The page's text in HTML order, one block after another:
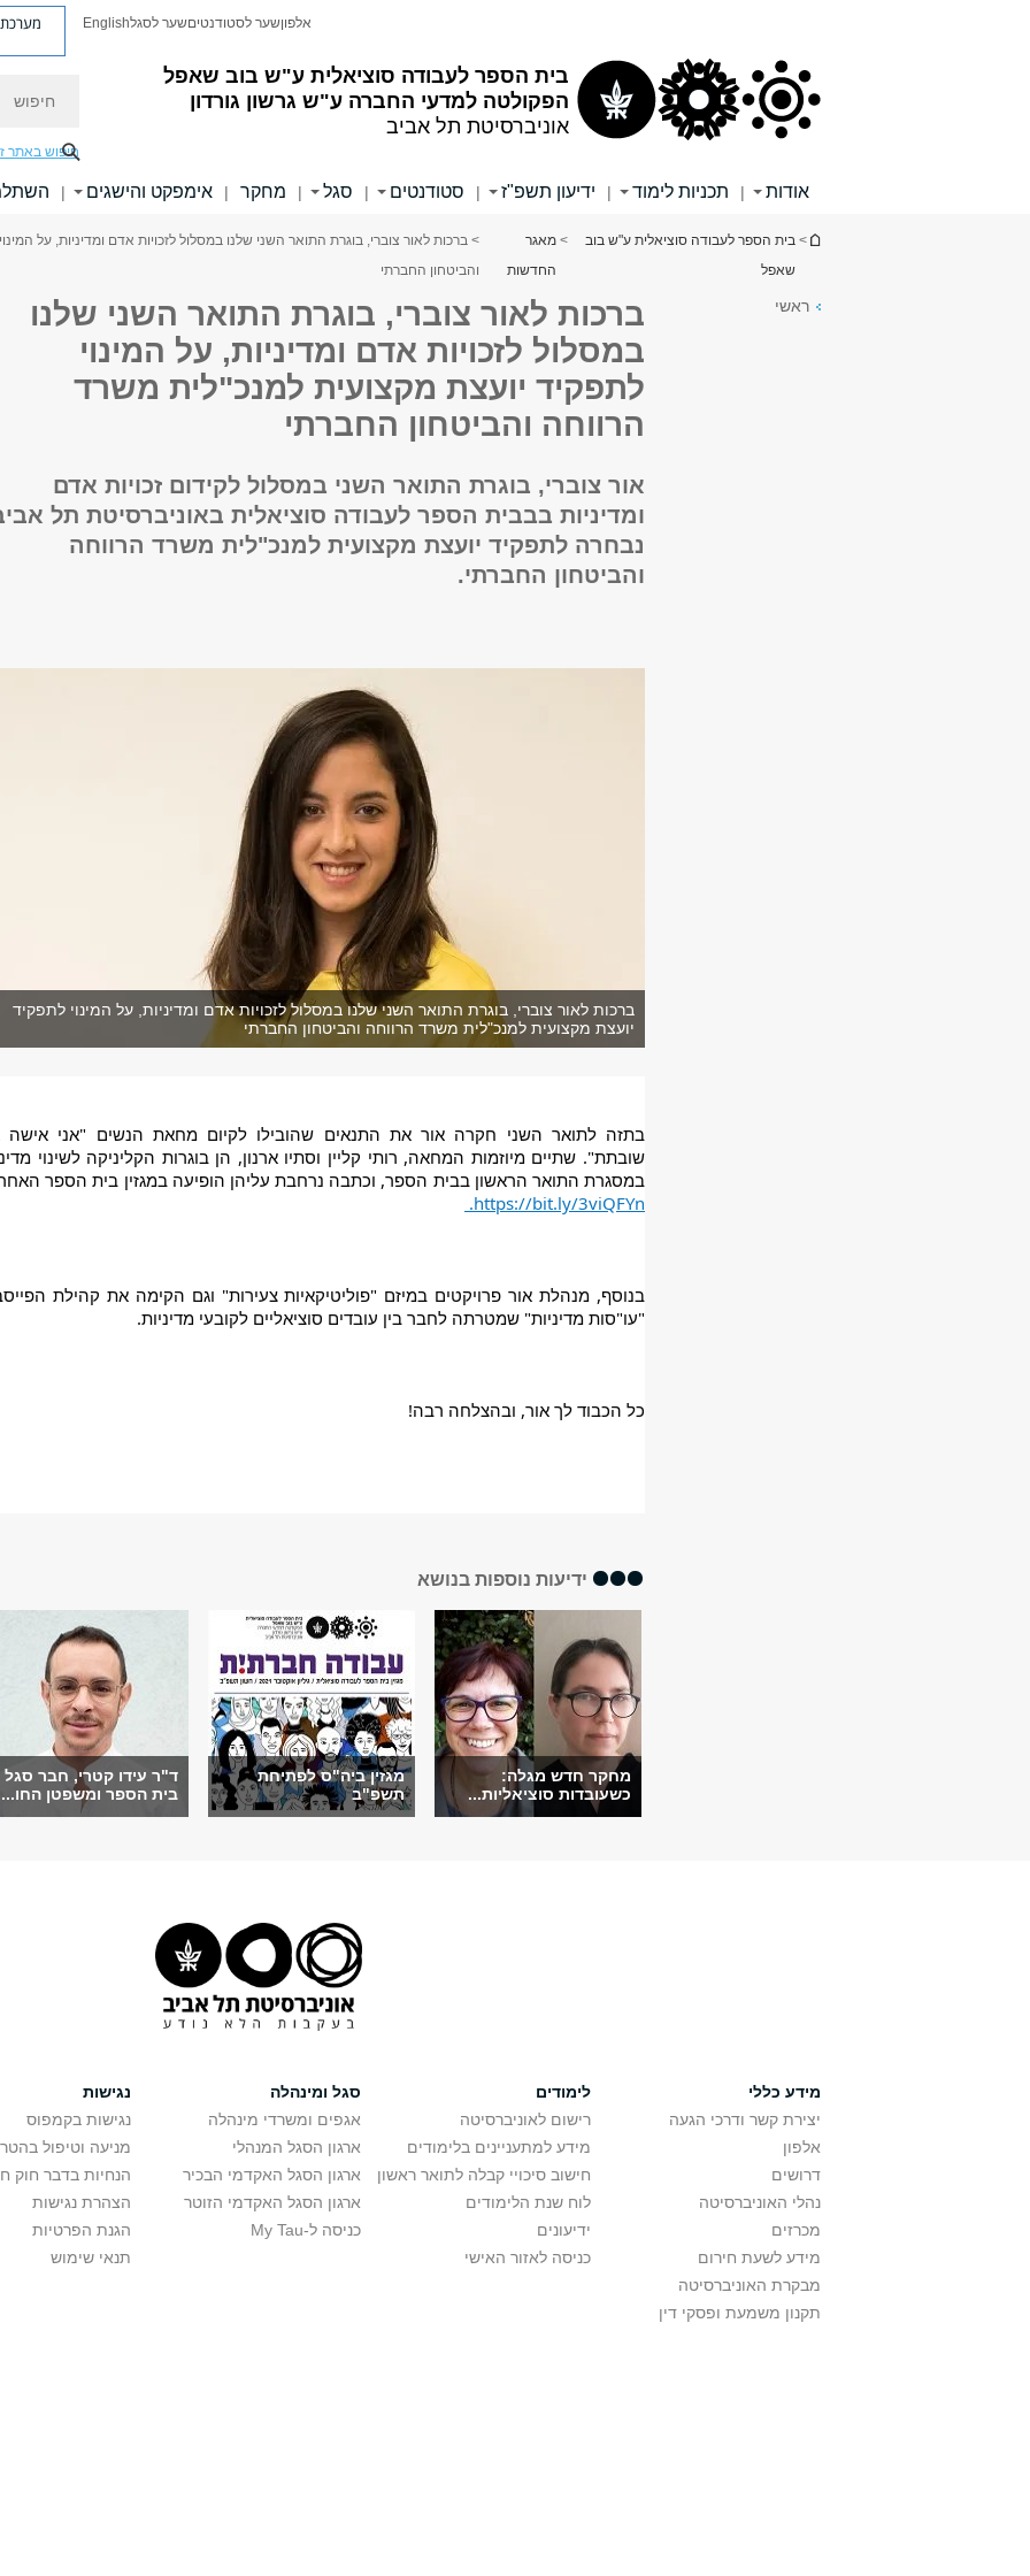
בית הספר לעבודה סוציאלית ע"ש בוב שאפל
הפקולטה למדעי החברה ע"ש גרשון גורדון
אוניברסיטת תל אביב
אלפוןשער לסטודנטיםשער לסגלEnglish מערכת
חיפוש באתר
אודות | תכניות לימוד | ידיעון תשפ"ז | סטודנטים | סגל | מחקר | אימפקט והישגים |
הינך נמצא כאן
> בית הספר לעבודה סוציאלית ע"ש בוב
שאפל
> מאגר
החדשות
> ברכות לאור צוברי, בוגרת התואר השני שלנו במסלול לזכויות אדם ומדיניות, על
והביטחון החברתי
ראשי
ברכות לאור צוברי, בוגרת התואר השני שלנו
במסלול לזכויות אדם ומדיניות, על המינוי
לתפקיד יועצת מקצועית למנכ"לית משרד
הרווחה והביטחון החברתי
אור צוברי, בוגרת התואר השני במסלול לקידום זכויות אדם
ומדיניות בבבית הספר לעבודה סוציאלית באוניברסיטת תל
נבחרה לתפקיד יועצת מקצועית למנכ"לית משרד הרווחה
והביטחון החברתי.
ברכות לאור צוברי, בוגרת התואר השני שלנו במסלול לזכויות אדם ומדיניות, על המינוי לתפקיד
יועצת מקצועית למנכ"לית משרד הרווחה והביטחון החברתי
במסגרת התואר הראשון בבית הספר, וכתבה נרחבת עליהן הופיעה במגזין בית הספר
https://bit.ly/3viQFYn.
"עו"סות מדיניות" שמטרתה לחבר בין עובדים סוציאליים לקובעי מדיניות.
כל הכבוד לך אור, ובהצלחה רבה!
ידיעות נוספות בנושא
מחקר חדש מגלה:
כשעובדות סוציאליות...
מגזין ביה"ס לפתיחת
תשפ"ב
ד"ר עידו קטרי, חבר סגל
בית הספר ומשפטן החו...
מידע כללי
יצירת קשר ודרכי הגעה
אלפון
דרושים
נהלי האוניברסיטה
מכרזים
מידע לשעת חירום
מבקרת האוניברסיטה
תקנון משמעת ופסקי דין
לימודים
רישום לאוניברסיטה
מידע למתעניינים בלימודים
חישוב סיכויי קבלה לתואר ראשון
לוח שנת הלימודים
ידיעונים
כניסה לאזור האישי
סגל ומינהלה
אגפים ומשרדי מינהלה
ארגון הסגל המנהלי
ארגון הסגל האקדמי הבכיר
ארגון הסגל האקדמי הזוטר
כניסה ל-My Tau
נגישות
נגישות בקמפוס
מניעה וטיפול
הנחיות בדבר חוק
הצהרת נגישות
הגנת הפרטיות
תנאי שימוש